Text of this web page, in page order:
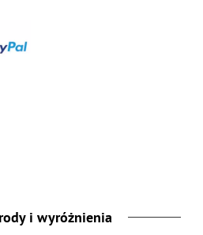
i wyróżnienia